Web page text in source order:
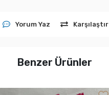
Yorum Yaz Karşılaştır
Benzer Ürünler